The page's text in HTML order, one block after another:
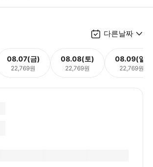
다른날짜
08.07(금)
22,769원
08.08(토)
22,769원
08.09(일)
22,769원